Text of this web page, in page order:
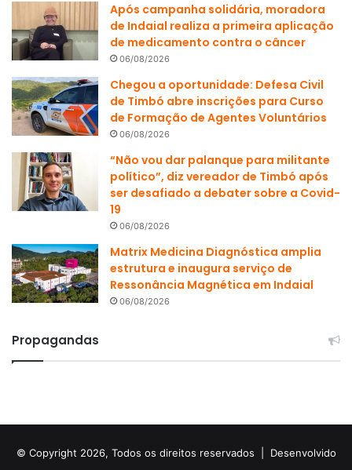
Após campanha solidária, moradora
de Indaial realiza a primeira aplicação
de medicamento contra o câncer
06/08/2026
Chegou a oportunidade: Defesa Civil
de Timbó abre inscrições para Curso
de Formação de Agentes Voluntários
06/08/2026
“Não vou dar palanque para militante
político”, diz vereador de Timbó após
ser desafiado a debater sobre a Covid-
19
06/08/2026
Matrix Medicina Diagnóstica amplia
estrutura e inaugura serviço de
Ressonância Magnética em Indaial
06/08/2026
Propagandas
© Copyright 2026, Todos os direitos reservados | Desenvolvido